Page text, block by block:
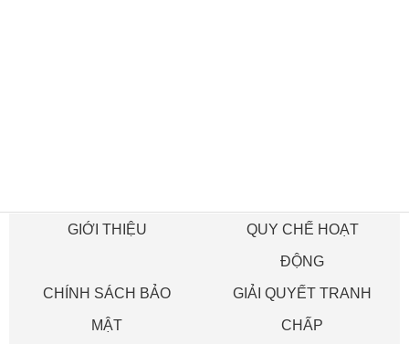
GIỚI THIỆU QUY CHẾ HOẠT
ĐỘNG
CHÍNH SÁCH BẢO
MẬT
GIẢI QUYẾT TRANH
CHẤP